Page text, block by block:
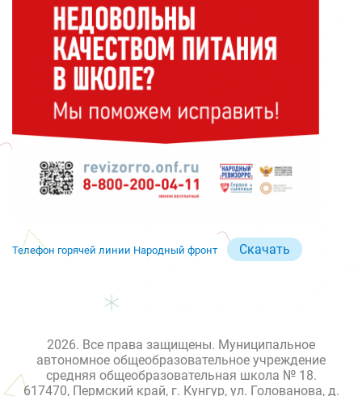
Телефон горячей линии Народный фронт Скачать
2026. Все права защищены. Муниципальное
автономное общеобразовательное учреждение
средняя общеобразовательная школа № 18.
617470, Пермский край, г. Кунгур, ул. Голованова, д.